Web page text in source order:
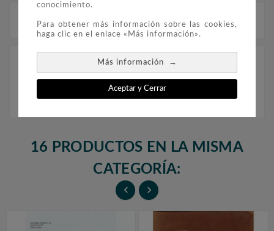
conocimiento.
Para obtener más información sobre las cookies,
haga clic en el enlace «Más información».
Más información →
Aceptar y Cerrar
Detalles del producto
Celebrada en la Plaza Mayor de Madrid del 25
16 PRODUCTOS EN LA MISMA
CATEGORÍA:
 